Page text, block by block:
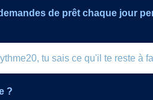
de prêt chaque jour
tu sais ce qu'il te reste à
?